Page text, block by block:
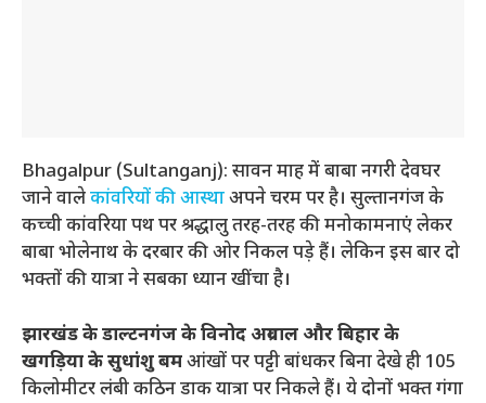
Bhagalpur (Sultanganj): सावन माह में बाबा नगरी देवघर
जाने वालेकांवरियों की आस्थाअपने चरम पर है। सुल्तानगंज के
कच्ची कांवरिया पथ पर श्रद्धालु तरह-तरह की मनोकामनाएं लेकर
बाबा भोलेनाथ के दरबार की ओर निकल पड़े हैं। लेकिन इस बार दो
भक्तों की यात्रा ने सबका ध्यान खींचा है।
झारखंड के डाल्टनगंज के विनोद अग्रवाल और बिहार के
खगड़िया के सुधांशु बमआंखों पर पट्टी बांधकर बिना देखे ही 105
किलोमीटर लंबी कठिन डाक यात्रा पर निकले हैं। ये दोनों भक्त गंगा